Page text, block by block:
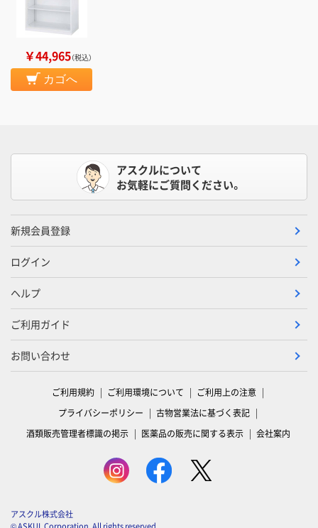
￥44,965（税込）
カゴへ
アスクルについて
お気軽にご質問ください。
新規会員登録
ログイン
ヘルプ
ご利用ガイド
お問い合わせ
ご利用規約 ご利用環境について
ご利用上の注意
プライバシーポリシー
古物営業法に基づく表記
酒類販売管理者標識の掲示
医薬品の販売に関する表示 会社案内
アスクル株式会社